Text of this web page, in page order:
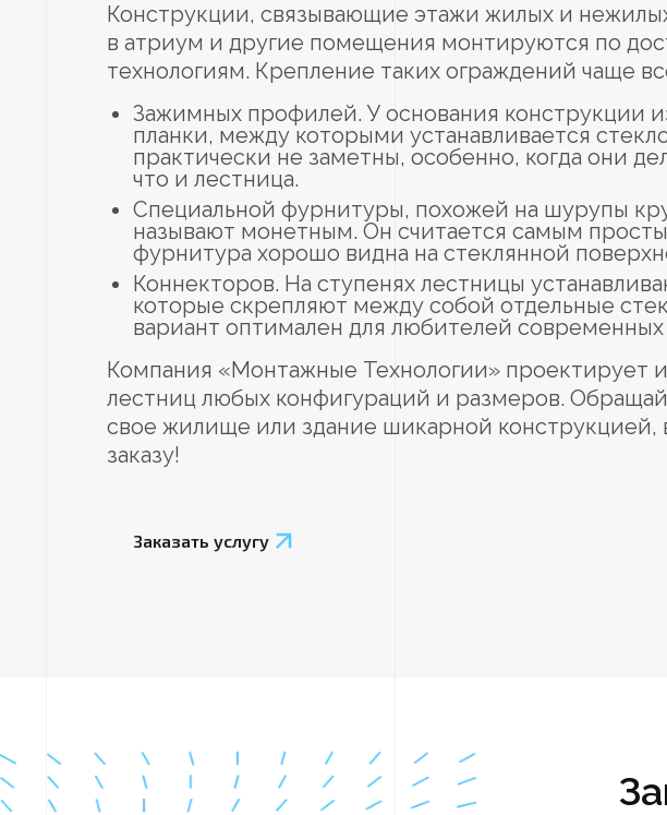
Конструкции, связывающие этажи жилых и
в атриум и другие помещения монтируются по
технологиям. Крепление таких ограждений чаще
Зажимных профилей. У основания конструкции
планки, между которыми устанавливается
практически не заметны, особенно, когда они
что и лестница.
Специальной фурнитуры, похожей на шурупы
называют монетным. Он считается самым
фурнитура хорошо видна на стеклянной
Коннекторов. На ступенях лестницы
которые скрепляют между собой отдельные
вариант оптимален для любителей
Компания «Монтажные Технологии» проектирует
лестниц любых конфигураций и размеров.
свое жилище или здание шикарной
заказу!
Заказать услугу